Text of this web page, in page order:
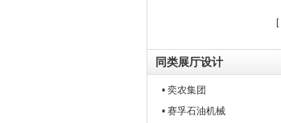
[
同类展厅设计
• 奕农集团
• 赛孚石油机械